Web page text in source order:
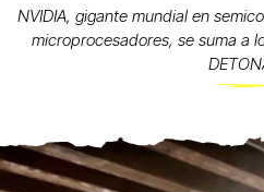
NVIDIA, gigante mundial en
microprocesadores, se suma a